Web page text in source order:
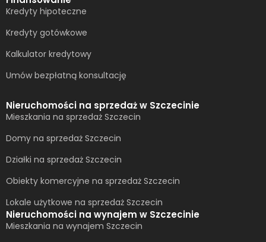
Kredyty hipoteczne
Kredyty gotówkowe
Kalkulator kredytowy
Umów bezpłatną konsultację​
Nieruchomości na sprzedaż w Szczecinie
Mieszkania na sprzedaż Szczecin
Domy na sprzedaż Szczecin
Działki na sprzedaż Szczecin
Obiekty komercyjne na sprzedaż Szczecin
Lokale użytkowe na sprzedaż Szczecin
Nieruchomości na wynajem w Szczecinie
Mieszkania na wynajem Szczecin